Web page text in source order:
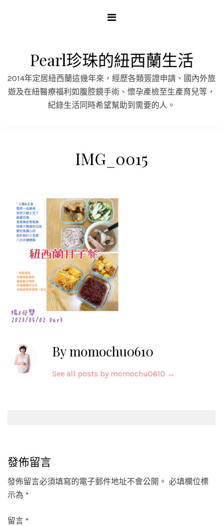
Pearl珍珠的紐西蘭生活
2014年定居紐西蘭這幾年來，經歷各類簽證申請、國內外旅
遊及在紐醫療福利如腹腔鏡手術、懷孕產檢至生產育兒等，
紀錄生活同時希望幫助到需要的人。
IMG_0015
By momochu0610
See all posts by momochu0610 →
發佈留言
發佈留言必須填寫的電子郵件地址不會公開。 必填欄位標
示為 *
留言 *